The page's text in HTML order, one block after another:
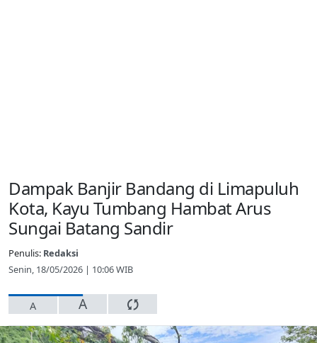
Dampak Banjir Bandang di Limapuluh
Kota, Kayu Tumbang Hambat Arus
Sungai Batang Sandir
Penulis: Redaksi
Senin, 18/05/2026 | 10:06 WIB
A A